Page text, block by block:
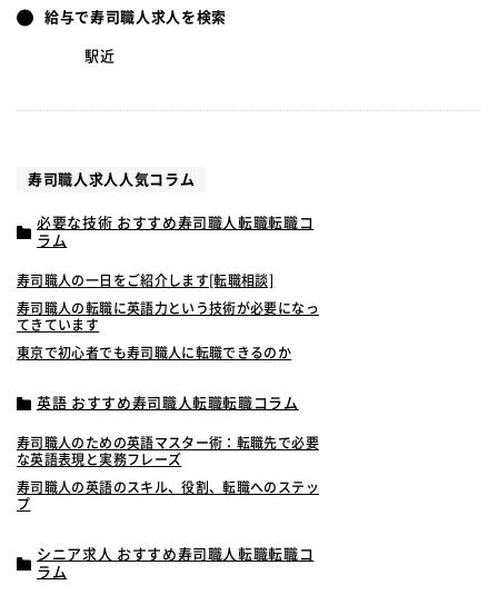
給与で寿司職人求人を検索
駅近
寿司職人求人人気コラム
必要な技術 おすすめ寿司職人転職転職コ
ラム
寿司職人の一日をご紹介します[転職相談]
寿司職人の転職に英語力という技術が必要になっ
てきています
東京で初心者でも寿司職人に転職できるのか
英語 おすすめ寿司職人転職転職コラム
寿司職人のための英語マスター術：転職先で必要
な英語表現と実務フレーズ
寿司職人の英語のスキル、役割、転職へのステッ
プ
シニア求人 おすすめ寿司職人転職転職コ
ラム